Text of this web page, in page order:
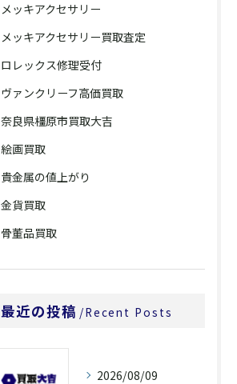
メッキアクセサリー
メッキアクセサリー買取査定
ロレックス修理受付
ヴァンクリーフ高価買取
奈良県橿原市買取大吉
絵画買取
貴金属の値上がり
金貨買取
骨董品買取
最近の投稿 Recent Posts
2026/08/09